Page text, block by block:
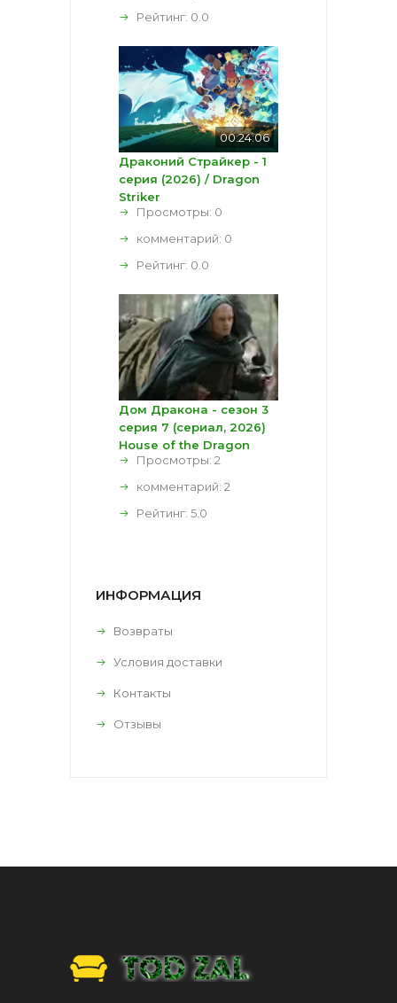
Рейтинг: 0.0
00:24:06
Драконий Страйкер - 1
серия (2026) / Dragon
Striker
Просмотры: 0
комментарий: 0
Рейтинг: 0.0
Дом Дракона - сезон 3
серия 7 (сериал, 2026)
House of the Dragon
Просмотры: 2
комментарий: 2
Рейтинг: 5.0
ИНФОРМАЦИЯ
Возвраты
Условия доставки
Контакты
Отзывы